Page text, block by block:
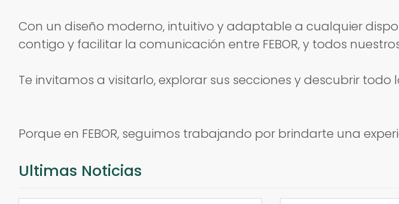
Con un diseño moderno, intuitivo y adaptable a cualquier
contigo y facilitar la comunicación entre FEBOR, y todos
Te invitamos a visitarlo, explorar sus secciones y descubrir
Porque en FEBOR, seguimos trabajando por brindarte una
Ultimas Noticias